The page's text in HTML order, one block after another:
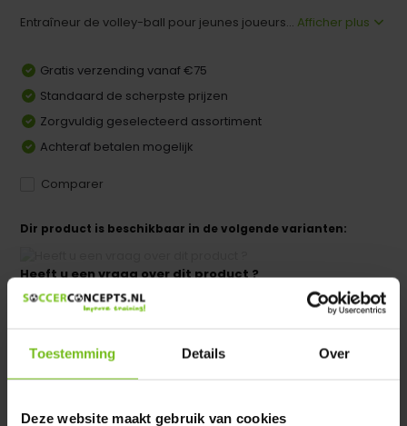
Toestemming Details Over
Deze website maakt gebruik van cookies
Entraîneur de volley-ball pour jeunes joueurs... Afficher plus
Gratis verzending vanaf €75
Standaard de scherpste prijzen
Zorgvuldig geselecteerd assortiment
Achteraf betalen mogelijk
Comparer
Dir product is beschikbaar in de volgende varianten:
Heeft u een vraag over dit product ?
We helpen u graag met meer informatie